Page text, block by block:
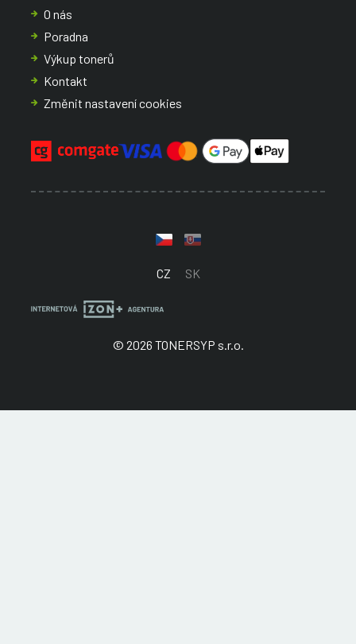
O nás
Poradna
Výkup tonerů
Kontakt
Změnit nastavení cookies
CZ SK
© 2026 TONERSYP s.r.o.